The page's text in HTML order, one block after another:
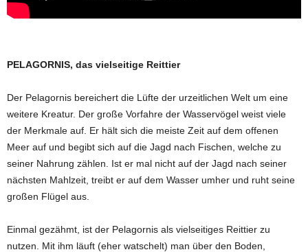
PELAGORNIS, das vielseitige Reittier
Der Pelagornis bereichert die Lüfte der urzeitlichen Welt um eine
weitere Kreatur. Der große Vorfahre der Wasservögel weist viele
der Merkmale auf. Er hält sich die meiste Zeit auf dem offenen
Meer auf und begibt sich auf die Jagd nach Fischen, welche zu
seiner Nahrung zählen. Ist er mal nicht auf der Jagd nach seiner
nächsten Mahlzeit, treibt er auf dem Wasser umher und ruht seine
großen Flügel aus.
Einmal gezähmt, ist der Pelagornis als vielseitiges Reittier zu
nutzen. Mit ihm läuft (eher watschelt) man über den Boden,